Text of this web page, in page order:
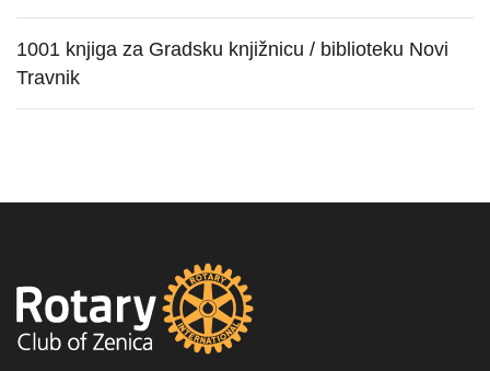
1001 knjiga za Gradsku knjižnicu / biblioteku Novi
Travnik